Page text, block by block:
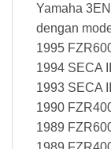
Yamaha
dengan
1995
1994 SECA
1993 SECA
1990
1989